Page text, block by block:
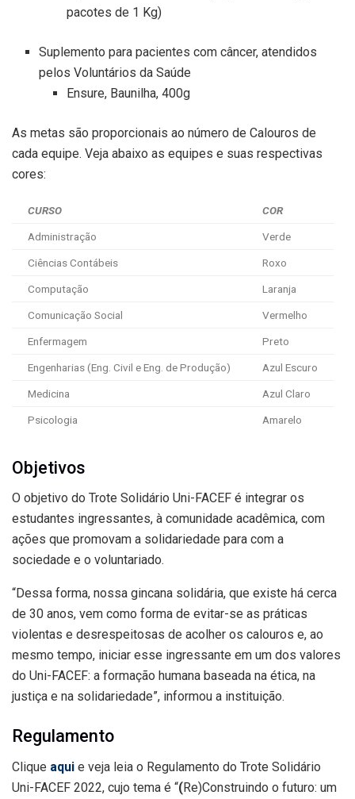
pacotes de 1 Kg)
Suplemento para pacientes com câncer, atendidos
pelos Voluntários da Saúde
Ensure, Baunilha, 400g
As metas são proporcionais ao número de Calouros de
cada equipe. Veja abaixo as equipes e suas respectivas
cores:
CURSO COR
Administração Verde
Ciências Contábeis Roxo
Computação Laranja
Comunicação Social Vermelho
Enfermagem Preto
Engenharias (Eng. Civil e Eng. de Produção) Azul Escuro
Medicina Azul Claro
Psicologia Amarelo
Objetivos
O objetivo do Trote Solidário Uni-FACEF é integrar os
estudantes ingressantes, à comunidade acadêmica, com
ações que promovam a solidariedade para com a
sociedade e o voluntariado.
“Dessa forma, nossa gincana solidária, que existe há cerca
de 30 anos, vem como forma de evitar-se as práticas
violentas e desrespeitosas de acolher os calouros e, ao
mesmo tempo, iniciar esse ingressante em um dos valores
do Uni-FACEF: a formação humana baseada na ética, na
justiça e na solidariedade”, informou a instituição.
Regulamento
Clique aqui e veja leia o Regulamento do Trote Solidário
Uni-FACEF 2022, cujo tema é “(Re)Construindo o futuro: um